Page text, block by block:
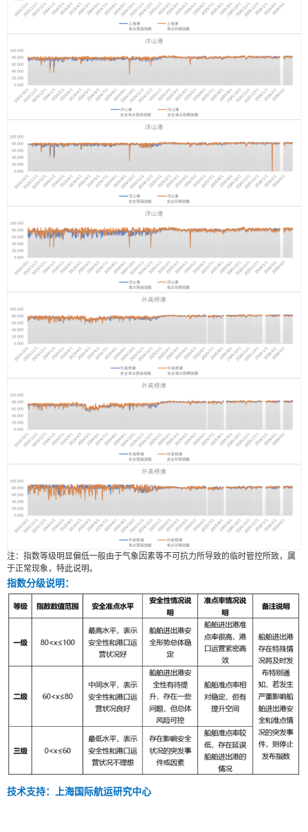
注：指数等级明显偏低一般由于气象因素等不可抗力所导致的临时管控所致，属
于正常现象，特此说明。
指数分级说明：
技术支持：上海国际航运研究中心